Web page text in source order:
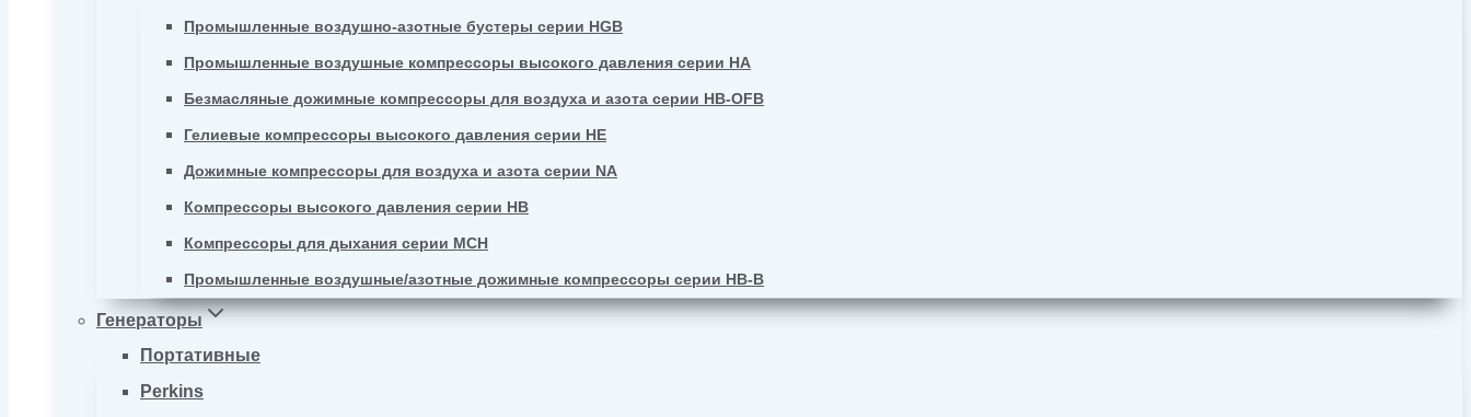
Промышленные воздушно-азотные бустеры серии HGB
Промышленные воздушные компрессоры высокого давления серии HA
Безмасляные дожимные компрессоры для воздуха и азота серии HB-OFB
Гелиевые компрессоры высокого давления серии HE
Дожимные компрессоры для воздуха и азота серии NA
Компрессоры высокого давления серии HB
Компрессоры для дыхания серии MCH
Промышленные воздушные/азотные дожимные компрессоры серии HB-B
Генераторы
Портативные
Perkins